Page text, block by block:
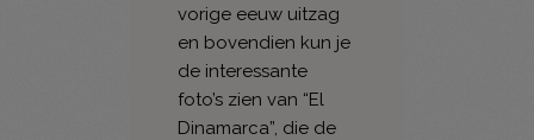
vorige eeuw uitzag
en bovendien kun je
de interessante
foto’s zien van “El
Dinamarca”, die de